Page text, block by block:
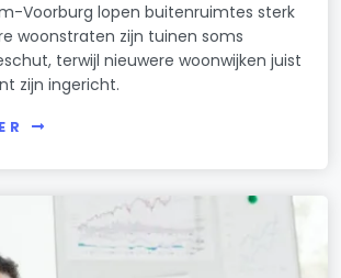
Voorburg lopen buitenruimtes sterk
woonstraten zijn tuinen soms
terwijl nieuwere woonwijken juist
zijn ingericht.